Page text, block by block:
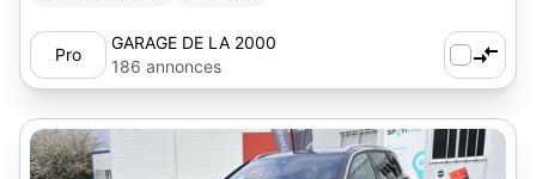
Pro
GARAGE DE LA 2000
186 annonces